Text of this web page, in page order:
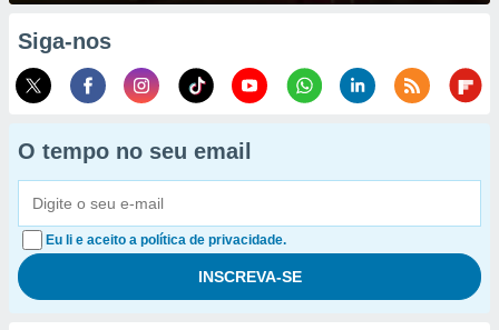
Siga-nos
O tempo no seu email
Eu li e aceito a política de privacidade.